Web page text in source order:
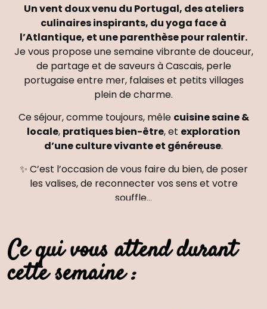
Un vent doux venu du Portugal, des ateliers
culinaires inspirants, du yoga face à
l’Atlantique, et une parenthèse pour ralentir.
Je vous propose une semaine vibrante de douceur,
de partage et de saveurs à Cascais, perle
portugaise entre mer, falaises et petits villages
plein de charme.
Ce séjour, comme toujours, mêle cuisine saine &
locale, pratiques bien-être, et exploration
d’une culture vivante et généreuse.
✨ C’est l’occasion de vous faire du bien, de poser
les valises, de reconnecter vos sens et votre
souffle…
entre copines où tout peut ralentir.
Ce qui vous attend durant
cette semaine :